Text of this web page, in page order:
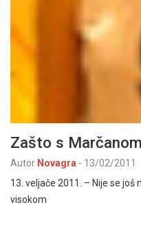
Zašto s
Autor Novagra - 13/02/2011
13. veljače 2011. – Nije se
visokom